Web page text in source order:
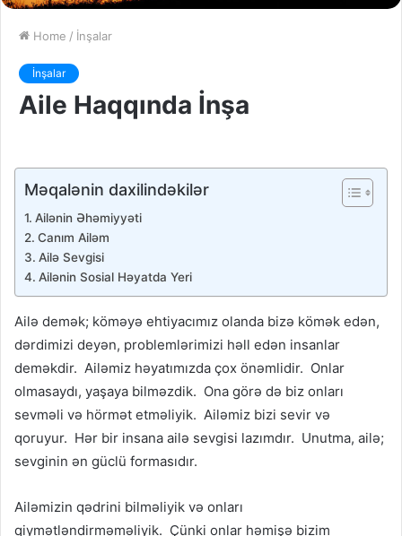
Home / İnşalar
İnşalar
Aile Haqqında İnşa
Məqalənin daxilindəkilər
Ailənin Əhəmiyyəti
Canım Ailəm
Ailə Sevgisi
Ailənin Sosial Həyatda Yeri
Ailə demək; köməyə ehtiyacımız olanda bizə kömək edən,
dərdimizi deyən, problemlərimizi həll edən insanlar
deməkdir. Ailəmiz həyatımızda çox önəmlidir. Onlar
olmasaydı, yaşaya bilməzdik. Ona görə də biz onları
sevməli və hörmət etməliyik. Ailəmiz bizi sevir və
qoruyur. Hər bir insana ailə sevgisi lazımdır. Unutma, ailə;
sevginin ən güclü formasıdır.
Ailəmizin qədrini bilməliyik və onları
qiymətləndirməməliyik. Çünki onlar həmişə bizim